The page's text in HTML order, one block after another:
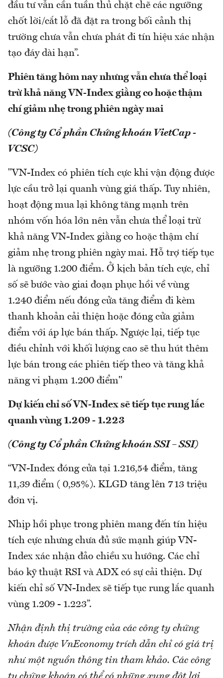
đầu tư vẫn cần tuần thủ chặt chẽ các ngưỡng
chốt lời/cắt lỗ đã đặt ra trong bối cảnh thị
trường chưa vẫn chưa phát đi tín hiệu xác nhận
tạo đáy dài hạn”.
Phiên tăng hôm nay nhưng vẫn chưa thể loại
trừ khả năng VN-Index giằng co hoặc thậm
chí giảm nhẹ trong phiên ngày mai
(Công ty Cổ phần Chứng khoán VietCap -
VCSC)
"VN-Index có phiên tích cực khi vận động được
lực cầu trở lại quanh vùng giá thấp. Tuy nhiên,
hoạt động mua lại không tăng mạnh trên
nhóm vốn hóa lớn nên vẫn chưa thể loại trừ
khả năng VN-Index giằng co hoặc thậm chí
giảm nhẹ trong phiên ngày mai. Hỗ trợ tiếp tục
là ngưỡng 1.200 điểm. Ở kịch bản tích cực, chỉ
số sẽ bước vào giai đoạn phục hồi về vùng
1.240 điểm nếu đóng cửa tăng điểm đi kèm
thanh khoản cải thiện hoặc đóng cửa giảm
điểm với áp lực bán thấp. Ngược lại, tiếp tục
điều chỉnh với khối lượng cao sẽ thu hút thêm
lực bán trong các phiên tiếp theo và tăng khả
năng vi phạm 1.200 điểm"
Dự kiến chỉ số VN-Index sẽ tiếp tục rung lắc
quanh vùng 1.209 - 1.223
(Công ty Cổ phần Chứng khoán SSI – SSI)
“VN-Index đóng cửa tại 1.216,54 điểm, tăng
11,39 điểm ( 0,95%). KLGD tăng lên 713 triệu
đơn vị.
Nhịp hồi phục trong phiên mang đến tín hiệu
tích cực nhưng chưa đủ sức mạnh giúp VN-
Index xác nhận đảo chiều xu hướng. Các chỉ
báo kỹ thuật RSI và ADX có sự cải thiện. Dự
kiến chỉ số VN-Index sẽ tiếp tục rung lắc quanh
vùng 1.209 - 1.223”.
Nhận định thị trường của các công ty chứng
khoán được VnEconomy trích dẫn chỉ có giá trị
như một nguồn thông tin tham khảo. Các công